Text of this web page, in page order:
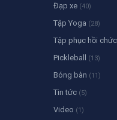
Đạp xe (40)
Tập Yoga (28)
Tập phục hồi
Pickleball (13)
Bóng bàn (11)
Tin tức (5)
Video (1)